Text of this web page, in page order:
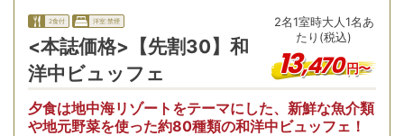
2食付 洋室:禁煙
<本誌価格>【先割30】和
洋中ビュッフェ
2名1室時大人1名あ
たり(税込)
13,470円〜
夕食は地中海リゾートをテーマにした、新鮮な魚介類
や地元野菜を使った約80種類の和洋中ビュッフェ！